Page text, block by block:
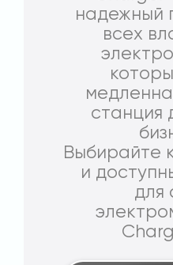
надежный
всех
станция
Выбирайте
и
для